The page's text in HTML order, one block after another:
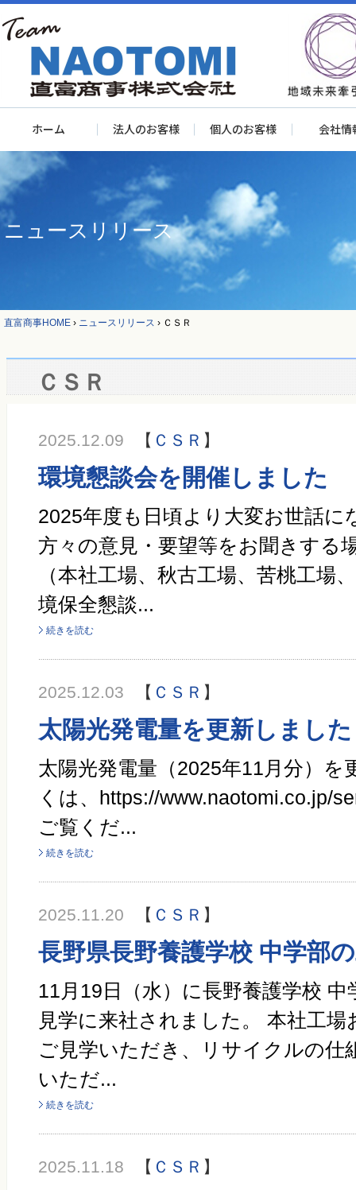
ホーム 法人のお客様 個人のお客様 会社情
ニュースリリース
直富商事HOME › ニュースリリース › ＣＳＲ
ＣＳＲ
2025.12.09 【 ＣＳＲ 】
環境懇談会を開催しました
2025年度も日頃より大変お世話に
方々の意見・要望等をお聞きする
（本社工場、秋古工場、苦桃工場
境保全懇談...
続きを読む
2025.12.03 【 ＣＳＲ 】
太陽光発電量を更新しました
太陽光発電量（2025年11月分）を
くは、https://www.naotomi.co.jp/
ご覧くだ...
続きを読む
2025.11.20 【 ＣＳＲ 】
長野県長野養護学校 中学部
11月19日（水）に長野養護学校
見学に来社されました。 本社工
ご見学いただき、リサイクルの仕
いただ...
続きを読む
2025.11.18 【 ＣＳＲ 】